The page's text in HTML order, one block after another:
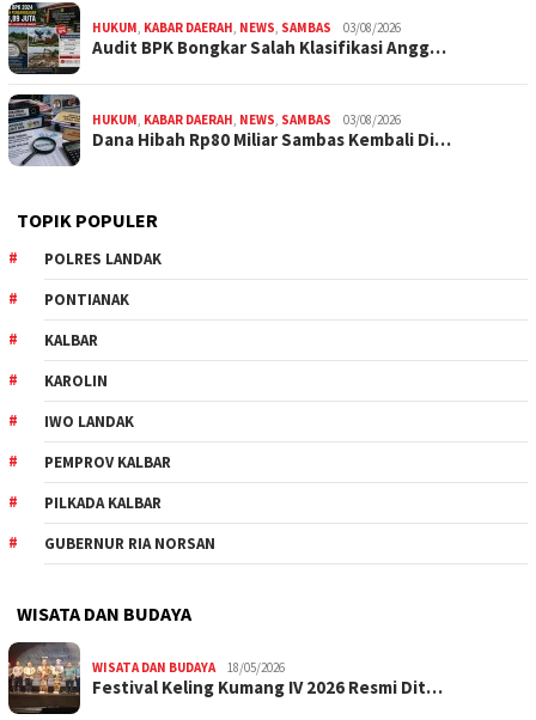
HUKUM KABAR DAERAH NEWS SAMBAS 03/08/2026
Audit BPK Bongkar Salah Klasifikasi Angg…
HUKUM KABAR DAERAH NEWS SAMBAS 03/08/2026
Dana Hibah Rp80 Miliar Sambas Kembali Di…
TOPIK POPULER
POLRES LANDAK
PONTIANAK
KALBAR
KAROLIN
IWO LANDAK
PEMPROV KALBAR
PILKADA KALBAR
GUBERNUR RIA NORSAN
WISATA DAN BUDAYA
WISATA DAN BUDAYA 18/05/2026
Festival Keling Kumang IV 2026 Resmi Dit…